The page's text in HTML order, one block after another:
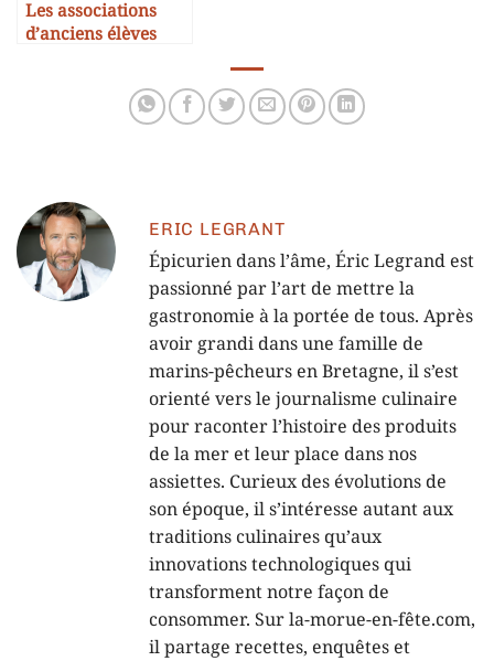
Les associations
d’anciens élèves
ERIC LEGRANT
Épicurien dans l’âme, Éric Legrand est
passionné par l’art de mettre la
gastronomie à la portée de tous. Après
avoir grandi dans une famille de
marins-pêcheurs en Bretagne, il s’est
orienté vers le journalisme culinaire
pour raconter l’histoire des produits
de la mer et leur place dans nos
assiettes. Curieux des évolutions de
son époque, il s’intéresse autant aux
traditions culinaires qu’aux
innovations technologiques qui
transforment notre façon de
consommer. Sur la-morue-en-fête.com,
il partage recettes, enquêtes et